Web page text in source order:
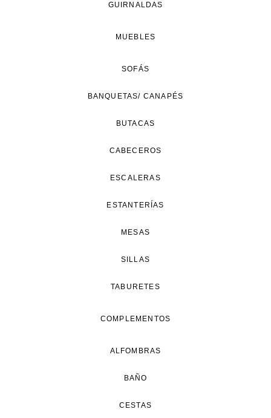
GUIRNALDAS
MUEBLES
SOFÁS
BANQUETAS/ CANAPÉS
BUTACAS
CABECEROS
ESCALERAS
ESTANTERÍAS
MESAS
SILLAS
TABURETES
COMPLEMENTOS
ALFOMBRAS
BAÑO
CESTAS